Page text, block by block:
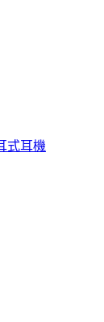
式耳機